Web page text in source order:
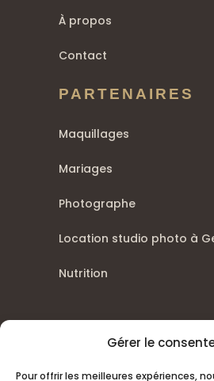
Gérer le
Pour offrir les meilleures expériences,
À propos
Contact
PARTENAIRES
Maquillages
Mariages
Photographe
Location studio photo à
Nutrition